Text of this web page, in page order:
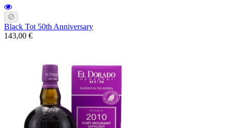
Black Tot 50th Anniversary
143,00 €